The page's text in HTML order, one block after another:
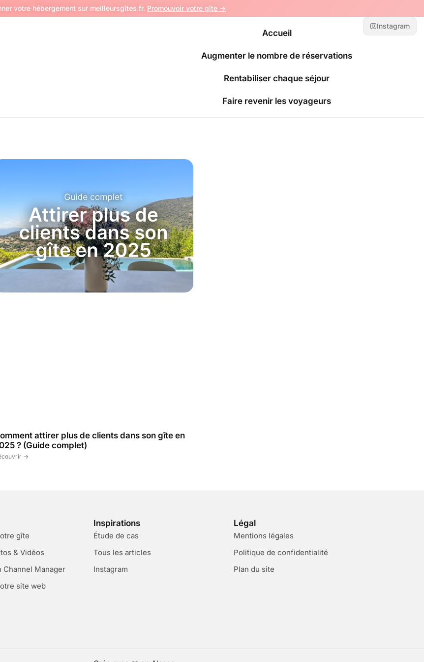
votre hébergement sur meilleursgîtes.fr. Promouvoir votre gîte ->
Accueil
Augmenter le nombre de réservations
Rentabiliser chaque séjour
Faire revenir les voyageurs
Instagram
attirer plus de clients dans son gîte en
? (Guide complet)
->
gîte
& Vidéos
Channel Manager
site web
Inspirations
Étude de cas
Tous les articles
Instagram
Légal
Mentions légales
Politique de confidentialité
Plan du site